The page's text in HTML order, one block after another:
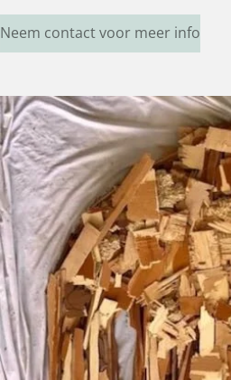
Neem contact voor meer info